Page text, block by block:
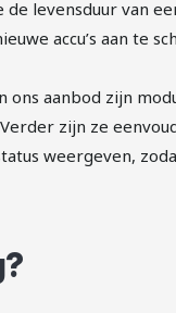
levensduur van
accu’s aan te
ons aanbod zijn
zijn ze
weergeven,